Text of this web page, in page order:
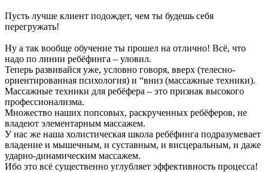
Пусть лучше клиент подождет, чем ты будешь себя
перегружать!
Ну а так вообще обучение ты прошел на отлично! Всё, что
надо по линии ребёфинга – уловил.
Теперь развивайся уже, условно говоря, вверх (телесно-
ориентированная психология) и “вниз (массажные техники).
Массажные техники для ребёфера – это признак высокого
профессионализма.
Множество наших попсовых, раскрученных ребёферов, не
владеют элементарным массажем.
У нас же наша холистическая школа ребёфинга подразумевает
владение и мышечным, и суставным, и висцеральным, и даже
ударно-динамическим массажем.
Ибо это всё существенно углубляет эффективность процесса!